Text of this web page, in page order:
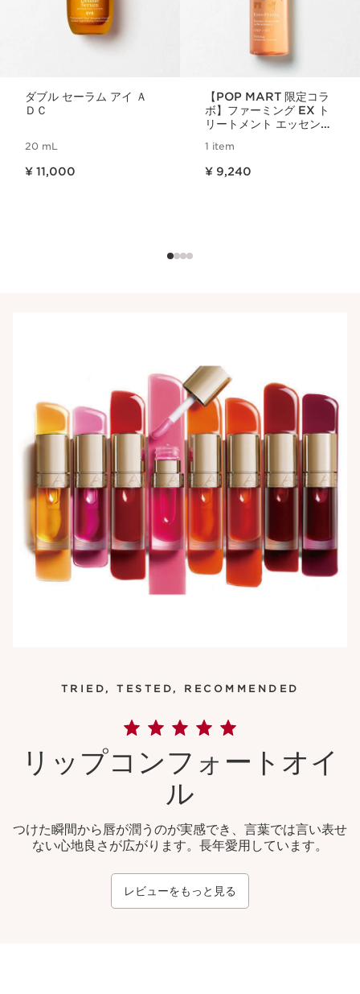
ダブル セーラム アイ Ａ
ＤＣ
20 mL
¥ 11,000
【POP MART 限定コラ
ボ】ファーミング EX ト
リートメント エッセンス
edition
1 item
¥ 9,240
TRIED, TESTED, RECOMMENDED
リップコンフォートオイ
ル
つけた瞬間から唇が潤うのが実感でき、言葉では言い表せ
ない心地良さが広がります。長年愛用しています。
レビューをもっと見る